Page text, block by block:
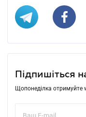
Підпишіться
Щопонеділка отримуйте